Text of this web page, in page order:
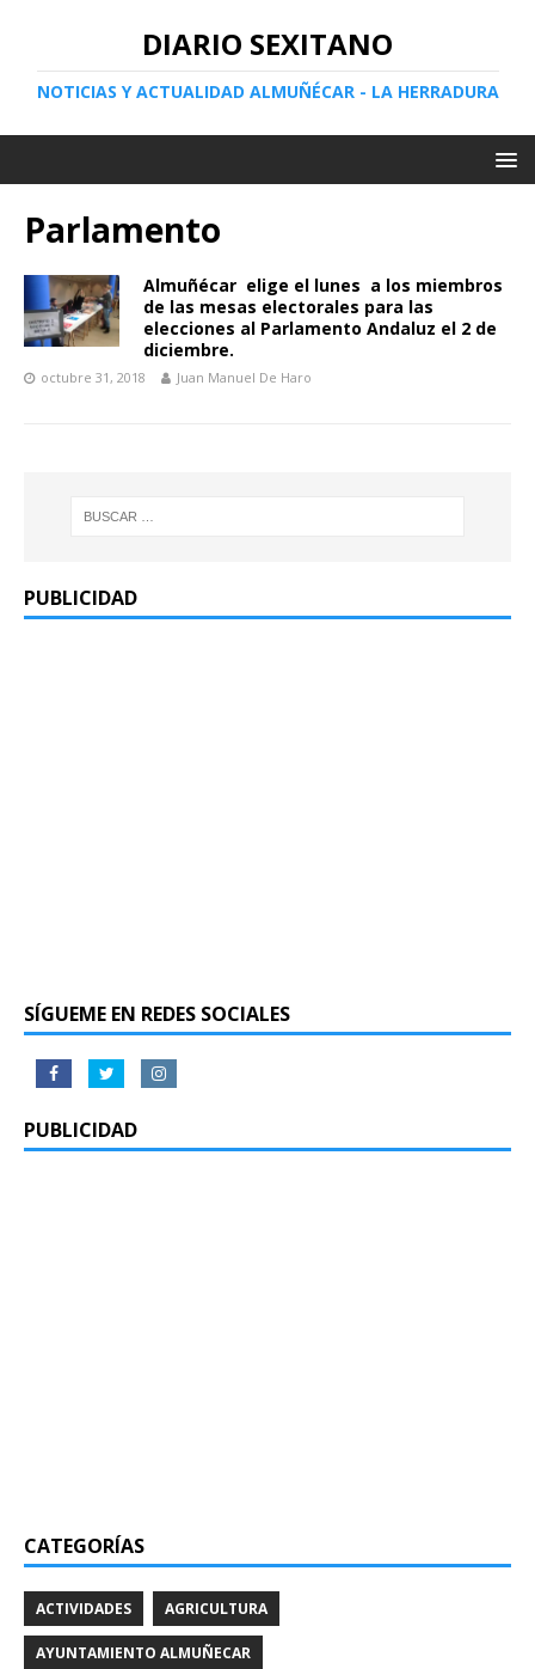
DIARIO SEXITANO
NOTICIAS Y ACTUALIDAD ALMUÑÉCAR - LA HERRADURA
Parlamento
Almuñécar elige el lunes a los miembros
de las mesas electorales para las
elecciones al Parlamento Andaluz el 2 de
diciembre.
octubre 31, 2018 Juan Manuel De Haro
PUBLICIDAD
SÍGUEME EN REDES SOCIALES
PUBLICIDAD
CATEGORÍAS
ACTIVIDADES AGRICULTURA
AYUNTAMIENTO ALMUÑECAR